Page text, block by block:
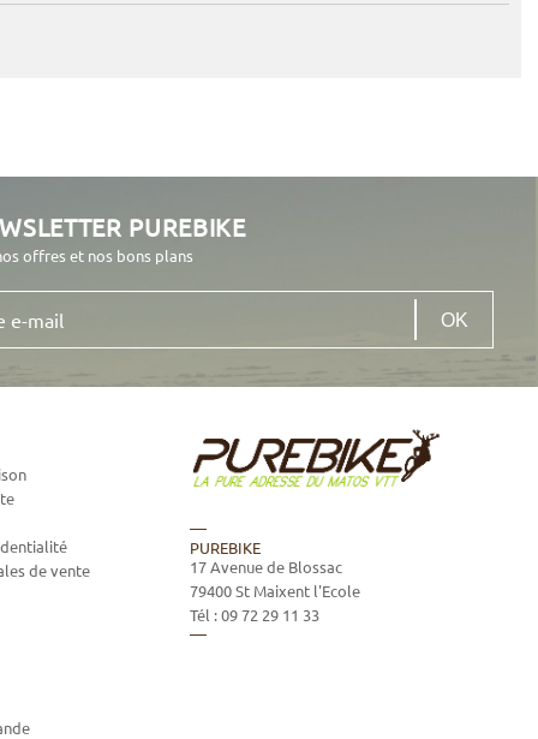
PUREBIKE
offres et nos bons plans
de vente
PUREBIKE
17 Avenue de Blossac
79400St Maixent l'Ecole
Tél :09 72 29 11 33